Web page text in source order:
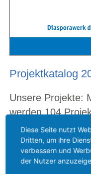
Projektkatalog
Unsere Projekte:
werden 104
Rahmensumme
Euro unterstützt.
Kontaktdaten der
Diese Seite nutzt
Dritten, um ihre
verbessern und
der Nutzer